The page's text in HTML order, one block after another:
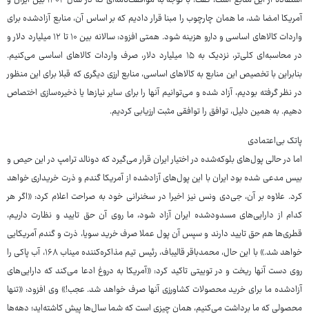
آمریکا امضا شد، ما همان چارچوب را مبنا قرار دادیم که بر اساس آن، منابع آزادشده برای
واردات کالاهای اساسی و دارو هزینه شود. همتی افزود: سالانه بین ۱۰ تا ۱۲ میلیارد دلار و
در محاسبه‌ای کلی‌تر، نزدیک به ۱۵ میلیارد دلار، صرف واردات کالاهای اساسی می‌کنیم.
بنابراین با تخصیص این منابع به کالاهای اساسی، منابع ارزی دیگری که قبلا برای این منظور
در نظر گرفته بودیم، آزاد شده و می‌توانیم آنها را برای سایر نیازها یا ذخیره‌سازی اختصاص
دهیم. به همین دلیل، توافق را توافقی مثبت ارزیابی کردیم.
پاتک بی‌اعتمادی
اما در حالی پول‌های بلوکه‌شده در اختیار ایران قرار می‌گیرد که دونالد ترامپ در این حیص و
بیس مدعی شده بود ایران با این پول‌های آزادشده از آمریکا گندم و ذرت خریداری خواهد
کرد. علاوه بر آن، جی‌دی ونس نیز اخیرا در سخنرانی خود به صراحت اعلام کرد: «اگر هر
کدام از دارایی‌های مسدودشده ایران آزاد شود، ما روی آن حق تایید و نظارت داریم،
قطری‌ها هم حق تایید دارند و سپس آن پول عملا صرف خرید سویا، ذرت و گندم آمریکایی
خواهد شد.» با این حال، محمدباقر قالیباف، رئیس تیم مذاکره‌کننده میناب ۱۶۸، آب پاکی را
روی دست آنها ریخت و در توییتی تاکید کرد: «آمریکا به دروغ ادعا می‌کند که دارایی‌های
آزادشده ما برای خرید محصولات کشاورزی آنها صرف خواهد شد. عجب!» وی افزود: «تنها
محصولی که ما برداشت می‌کنیم، همان چیزی است که شما سال‌ها پیش کاشته‌اید؛ دهه‌ها